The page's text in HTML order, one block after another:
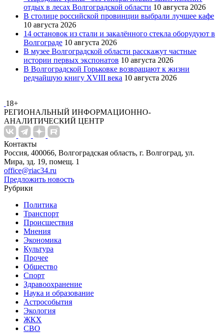
отдых в лесах Волгоградской области 10 августа 2026
В столице российской провинции выбрали лучшее кафе
10 августа 2026
14 остановок из стали и закалённого стекла оборудуют в
Волгограде 10 августа 2026
В музее Волгоградской области расскажут частные
истории первых экспонатов 10 августа 2026
В Волгоградской Горьковке возвращают к жизни
редчайшую книгу XVIII века 10 августа 2026
18+
РЕГИОНАЛЬНЫЙ ИНФОРМАЦИОННО-
АНАЛИТИЧЕСКИЙ ЦЕНТР
Контакты
Россия, 400066, Волгоградская область, г. Волгоград, ул.
Мира, зд. 19, помещ. 1
office@riac34.ru
Предложить новость
Рубрики
Политика
Транспорт
Происшествия
Мнения
Экономика
Культура
Прочее
Общество
Спорт
Здравоохранение
Наука и образование
Астрособытия
Экология
ЖКХ
СВО